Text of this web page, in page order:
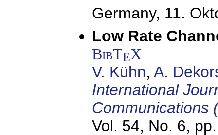
Germany, 11.
Low Rate
BibTEX
V. Kühn, A.
International
Communications
Vol. 54, No. 6,